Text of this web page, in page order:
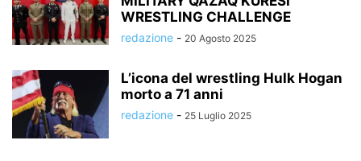
WRESTLING CHALLENGE
redazione - 20 Agosto 2025
L’icona del wrestling Hulk Hogan
morto a 71 anni
redazione - 25 Luglio 2025